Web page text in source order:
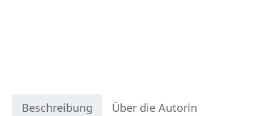
Beschreibung Über die Autorin